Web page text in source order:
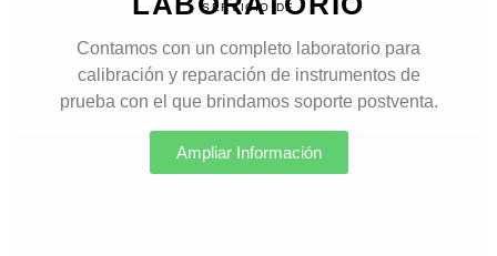
SERVICIO DE
Contamos con un completo laboratorio para
calibración y reparación de instrumentos de
prueba con el que brindamos soporte postventa.
Ampliar Información